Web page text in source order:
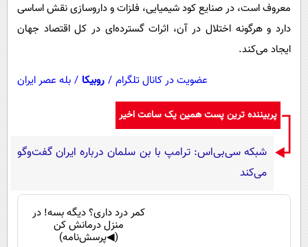
معروف است، در صنایع کود شیمیایی، فلزات و داروسازی نقش اساسی
دارد و هرگونه اختلال در آن، اثرات گسترده‌ای در کل اقتصاد جهان
ایجاد می‌کند.
عضویت در کانال تلگرام / روبیکا / بله عصر ایران
پربیننده ترین پست همین یک ساعت اخیر
شبکه سی‌بی‌اس: ترامپ با بن سلمان درباره ایران گفت‌وگو
می‌کند
کمر درد داری؟ دیگه بسه! در
منزل درمانش کن
(◀پرسش‌نامه)